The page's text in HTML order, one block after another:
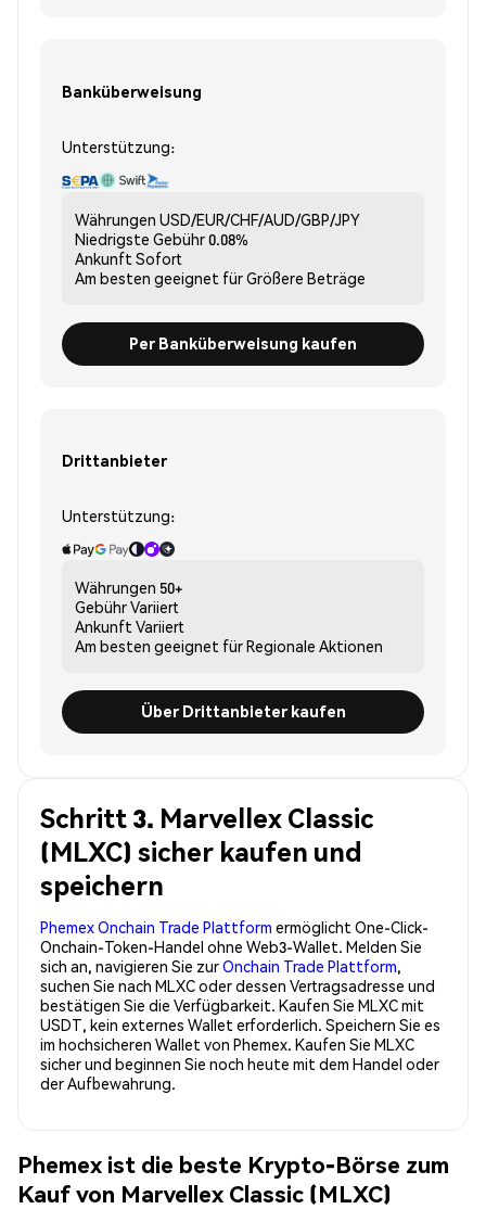
Banküberweisung
Unterstützung:
Währungen USD/EUR/CHF/AUD/GBP/JPY
Niedrigste Gebühr0.08%
Ankunft Sofort
Am besten geeignet fürGrößere Beträge
Per Banküberweisung kaufen
Drittanbieter
Unterstützung:
Währungen 50+
GebührVariiert
Ankunft Variiert
Am besten geeignet fürRegionale Aktionen
Über Drittanbieter kaufen
Schritt 3. Marvellex Classic
(MLXC) sicher kaufen und
speichern
Phemex Onchain Trade Plattform ermöglicht One-Click-
Onchain-Token-Handel ohne Web3-Wallet. Melden Sie
sich an, navigieren Sie zurOnchain Trade Plattform,
suchen Sie nach MLXC oder dessen Vertragsadresse und
bestätigen Sie die Verfügbarkeit. Kaufen Sie MLXC mit
USDT, kein externes Wallet erforderlich. Speichern Sie es
im hochsicheren Wallet von Phemex. Kaufen Sie MLXC
sicher und beginnen Sie noch heute mit dem Handel oder
der Aufbewahrung.
Phemex ist die beste Krypto-Börse zum
Kauf von Marvellex Classic (MLXC)